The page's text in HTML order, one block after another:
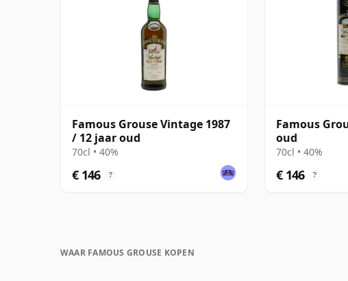
Famous Grouse Vintage 1987
/ 12 jaar oud
70cl • 40%
€ 146 ?
Famous
oud
70cl • 40%
€ 146 ?
WAAR FAMOUS GROUSE KOPEN